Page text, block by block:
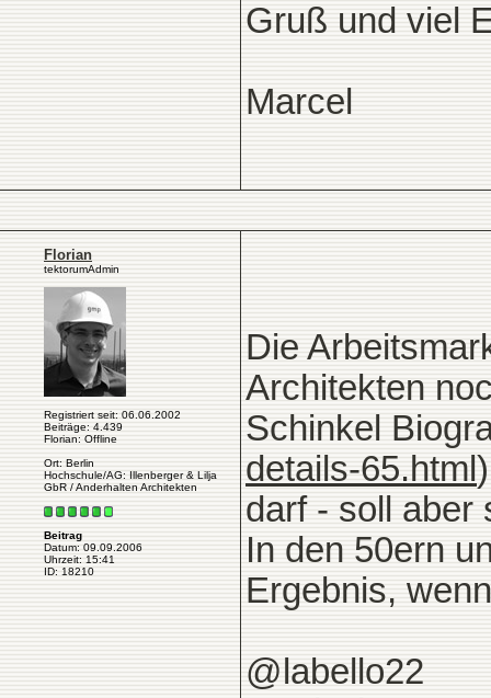
Gruß und viel
Marcel
Florian
tektorumAdmin
Registriert seit: 06.06.2002
Beiträge: 4.439
Florian: Offline
Ort: Berlin
Hochschule/AG: Illenberger & Lilja
GbR / Anderhalten Architekten
Beitrag
Datum: 09.09.2006
Uhrzeit: 15:41
ID: 18210
Die
Architekten
Schinkel
details-65.html
darf - soll aber
In den 50ern
Ergebnis,
@labello22